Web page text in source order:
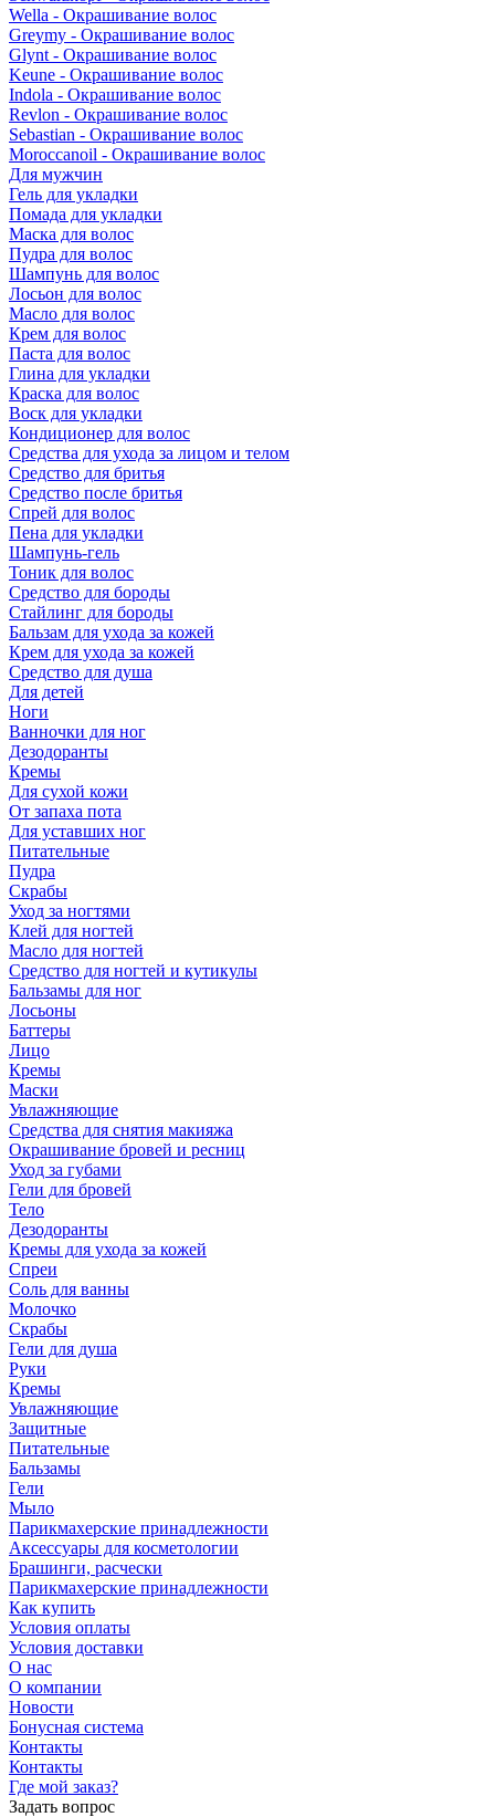
Wella - Окрашивание волос
Greymy - Окрашивание волос
Glynt - Окрашивание волос
Keune - Окрашивание волос
Indola - Окрашивание волос
Revlon - Окрашивание волос
Sebastian - Окрашивание волос
Moroccanoil - Окрашивание волос
Для мужчин
Гель для укладки
Помада для укладки
Маска для волос
Пудра для волос
Шампунь для волос
Лосьон для волос
Масло для волос
Крем для волос
Паста для волос
Глина для укладки
Краска для волос
Воск для укладки
Кондиционер для волос
Средства для ухода за лицом и телом
Средство для бритья
Средство после бритья
Спрей для волос
Пена для укладки
Шампунь-гель
Тоник для волос
Средство для бороды
Стайлинг для бороды
Бальзам для ухода за кожей
Крем для ухода за кожей
Средство для душа
Для детей
Ноги
Ванночки для ног
Дезодоранты
Кремы
Для сухой кожи
От запаха пота
Для уставших ног
Питательные
Пудра
Скрабы
Уход за ногтями
Клей для ногтей
Масло для ногтей
Средство для ногтей и кутикулы
Бальзамы для ног
Лосьоны
Баттеры
Лицо
Кремы
Маски
Увлажняющие
Средства для снятия макияжа
Окрашивание бровей и ресниц
Уход за губами
Гели для бровей
Тело
Дезодоранты
Кремы для ухода за кожей
Спреи
Соль для ванны
Молочко
Скрабы
Гели для душа
Руки
Кремы
Увлажняющие
Защитные
Питательные
Бальзамы
Гели
Мыло
Парикмахерские принадлежности
Аксессуары для косметологии
Брашинги, расчески
Парикмахерские принадлежности
Как купить
Условия оплаты
Условия доставки
О нас
О компании
Новости
Бонусная система
Контакты
Контакты
Где мой заказ?
Задать вопрос